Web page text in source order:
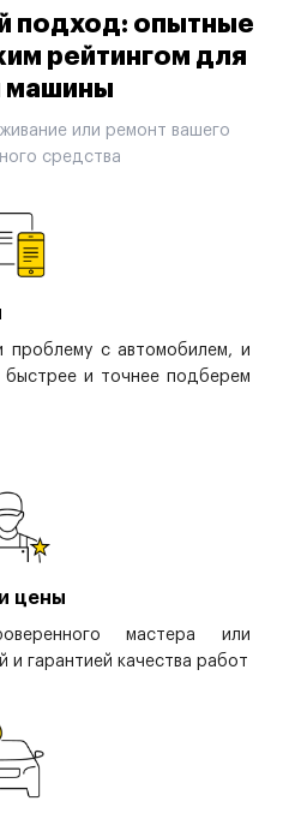
подход: опытные
рейтингом для
машины
или ремонт вашего
средства
проблему с автомобилем, и
и точнее подберем
цены
мастера или
и гарантией качества работ